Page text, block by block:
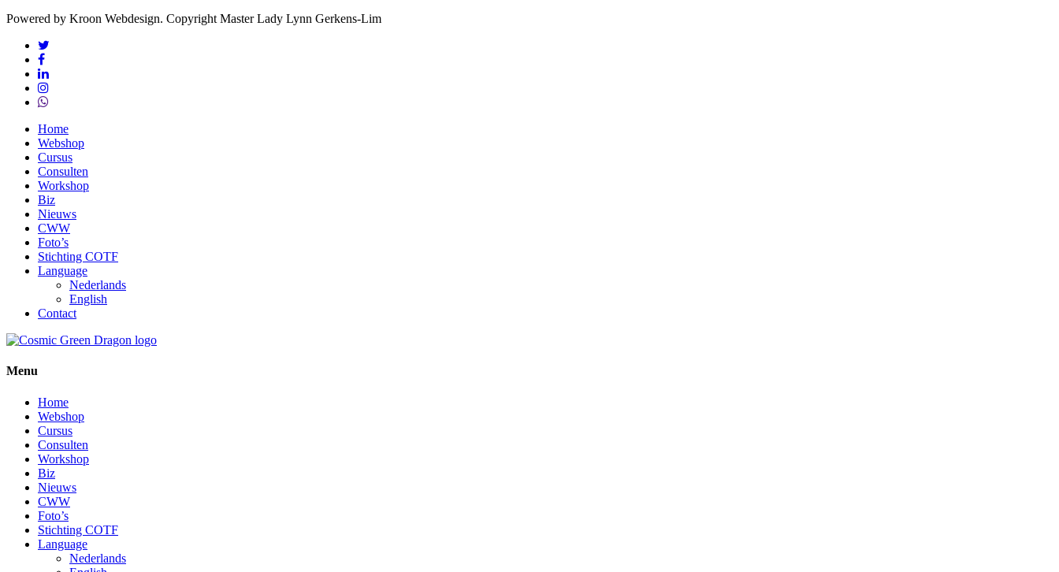
Powered by Kroon Webdesign. Copyright Master Lady Lynn Gerkens-Lim
twitter
facebook
linkedin
instagram
whatsapp
Close
Menu
Home
Webshop
Cursus
Consulten
Workshop
Biz
Nieuws
CWW
Foto’s
Stichting COTF
Language
Nederlands
English
Contact
Menu
Home
Webshop
Cursus
Consulten
Workshop
Biz
Nieuws
CWW
Foto’s
Stichting COTF
Language
Nederlands